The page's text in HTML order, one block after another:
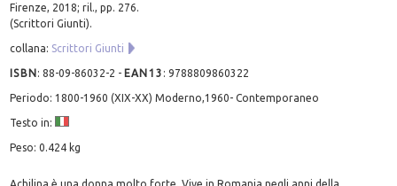
Firenze, 2018; ril., pp. 276.
(Scrittori Giunti).
collana: Scrittori Giunti
ISBN:88-09-86032-2 - EAN13 :9788809860322
Periodo: 1800-1960 (XIX-XX) Moderno,1960- Contemporaneo
Testo in:
Peso: 0.424 kg
Achilina è una donna molto forte. Vive in Romania negli anni della